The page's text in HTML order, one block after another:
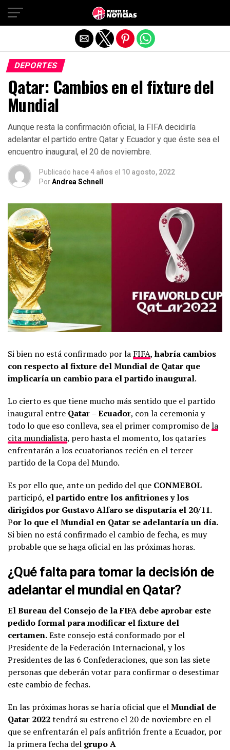
DEPORTES
Qatar: Cambios en el fixture del
Mundial
Aunque resta la confirmación oficial, la FIFA decidiría
adelantar el partido entre Qatar y Ecuador y que éste sea el
encuentro inaugural, el 20 de noviembre.
Publicado hace 4 años el 10 agosto, 2022
PorAndrea Schnell
Si bien no está confirmado por la FIFA,habría cambios
con respecto al fixture del Mundial de Qatar que
implicaría un cambio para el partido inaugural.
Lo cierto es que tiene mucho más sentido que el partido
inaugural entre Qatar – Ecuador, con la ceremonia y
todo lo que eso conlleva, sea el primer compromiso dela
cita mundialista, pero hasta el momento, los qataríes
enfrentarán a los ecuatorianos recién en el tercer
partido de la Copa del Mundo.
Es por ello que, ante un pedido del que CONMEBOL
participó, el partido entre los anfitriones y los
dirigidos por Gustavo Alfaro se disputaría el 20/11.
Por lo que el Mundial en Qatar se adelantaría un día.
Si bien no está confirmado el cambio de fecha, es muy
probable que se haga oficial en las próximas horas.
¿Qué falta para tomar la decisión de
adelantar el mundial en Qatar?
El Bureau del Consejo de la FIFA debe aprobar este
pedido formal para modificar el fixture del
certamen.Este consejo está conformado por el
Presidente de la Federación Internacional, y los
Presidentes de las 6 Confederaciones, que son las siete
personas que deberán votar para confirmar o desestimar
este cambio de fechas.
En las próximas horas se haría oficial que elMundial de
Qatar 2022tendrá su estreno el 20 de noviembre en el
que se enfrentarán el país anfitrión frente a Ecuador, por
la primera fecha del grupo A
Salir de la versión móvil